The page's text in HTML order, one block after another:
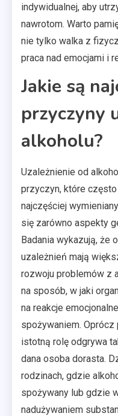
indywidualnej, aby
nawrotom. Warto
nie tylko walka z
praca nad emocjami i
Jakie są
przyczyny
alkoholu?
Uzależnienie od
przyczyn, które
najczęściej
się zarówno aspekty
Badania wykazują, że
uzależnień mają
rozwoju problemów z
na sposób, w jaki
na reakcje
spożywaniem.
istotną rolę odgrywa
dana osoba dorasta.
rodzinach, gdzie
spożywany lub gdzie
nadużywaniem